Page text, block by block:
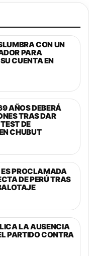
CON UN
PARA
CUENTA EN
AÑOS DEBERÁ
TRAS DAR
DE
CHUBUT
PROCLAMADA
DE PERÚ TRAS
LA AUSENCIA
PARTIDO CONTRA